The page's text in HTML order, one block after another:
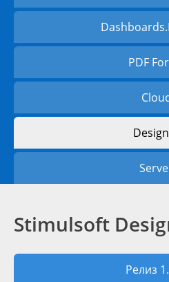
PDF
Stimulsoft
Релиз